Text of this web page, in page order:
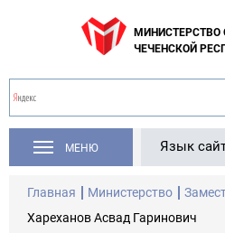
МИНИСТЕРСТВО
ЧЕЧЕНСКОЙ
МЕНЮ Язык
Главная Министерство
Хареханов Асвад Гаринович